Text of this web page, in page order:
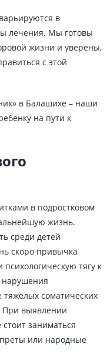
в
лечения. Мы готовы
жизни и уверены,
с этой
в Балашихе – наши
на пути к
в подростковом
жизнь.
среди детей
скоро привычка
тягу к
нарушения
тяжелых соматических
При выявлении
заниматься
или народные